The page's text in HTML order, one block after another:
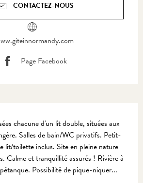
CONTACTEZ-NOUS
Page Facebook
chacune d'un lit double, situées aux
Salles de bain/WC privatifs. Petit-
lit/toilette inclus. Site en pleine nature
Calme et tranquillité assurés ! Rivière à
Possibilité de pique-niquer...